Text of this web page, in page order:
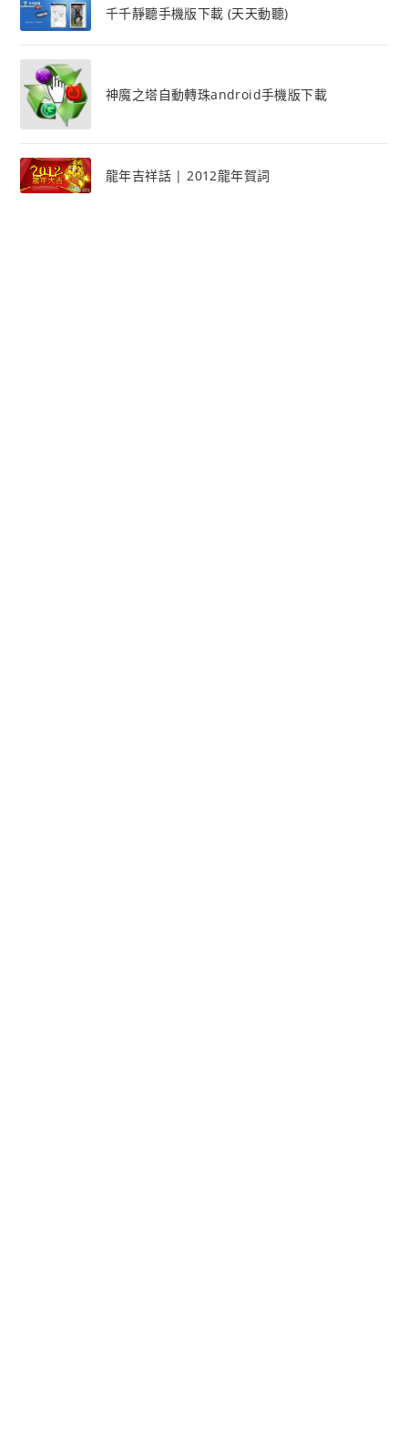
千千靜聽手機版下載 (天天動聽)
神魔之塔自動轉珠android手機版下載
龍年吉祥話 | 2012龍年賀詞